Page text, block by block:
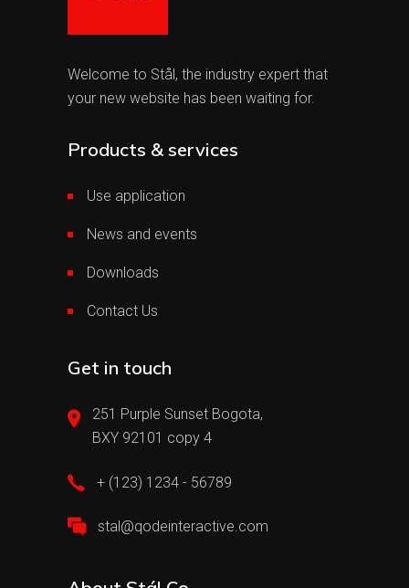
Welcome to Stål, the industry expert that
your new website has been waiting for.
Products & services
Use application
News and events
Downloads
Contact Us
Get in touch
251 Purple Sunset Bogota,
BXY 92101 copy 4
+ (123) 1234 - 56789
stal@qodeinteractive.com